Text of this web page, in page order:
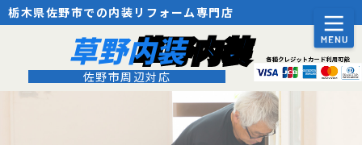
栃木県佐野市での内装リフォーム専門店
草野内装
佐野市周辺対応